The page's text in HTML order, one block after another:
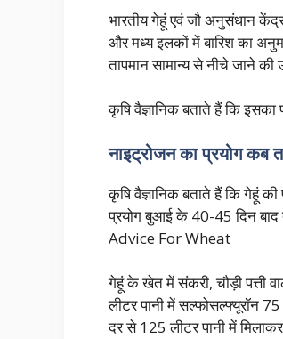
भारतीय गेहूं एवं जौ अनुसंधान
और मध्य इलकों में बारिश का
तापमान सामान्य से नीचे जाने
कृषि वैज्ञानिक बताते हैं कि
नाइट्रोजन का प्रयोग कब
कृषि वैज्ञानिक बताते हैं कि गेहूं
प्रयोग बुआई के 40-45 दिन बाद
Advice For Wheat
गेहूं के खेत में संकरी, चौड़ी पत्ती
लीटर पानी में सल्फोसल्फ्यूरॉन
दर से 125 लीटर पानी में